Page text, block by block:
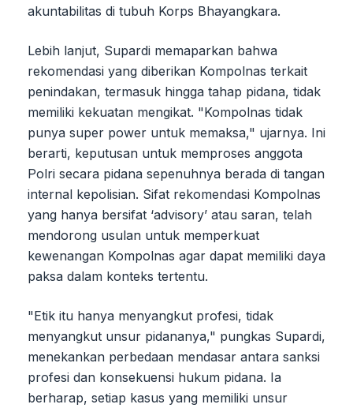
akuntabilitas di tubuh Korps Bhayangkara.
Lebih lanjut, Supardi memaparkan bahwa
rekomendasi yang diberikan Kompolnas terkait
penindakan, termasuk hingga tahap pidana, tidak
memiliki kekuatan mengikat. "Kompolnas tidak
punya super power untuk memaksa," ujarnya. Ini
berarti, keputusan untuk memproses anggota
Polri secara pidana sepenuhnya berada di tangan
internal kepolisian. Sifat rekomendasi Kompolnas
yang hanya bersifat ‘advisory’ atau saran, telah
mendorong usulan untuk memperkuat
kewenangan Kompolnas agar dapat memiliki daya
paksa dalam konteks tertentu.
"Etik itu hanya menyangkut profesi, tidak
menyangkut unsur pidananya," pungkas Supardi,
menekankan perbedaan mendasar antara sanksi
profesi dan konsekuensi hukum pidana. Ia
berharap, setiap kasus yang memiliki unsur